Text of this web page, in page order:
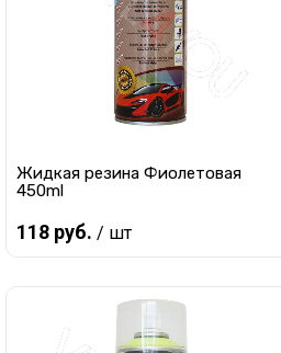
Жидкая резина Фиолетовая
450ml
118 руб. / шт
Предзаказ